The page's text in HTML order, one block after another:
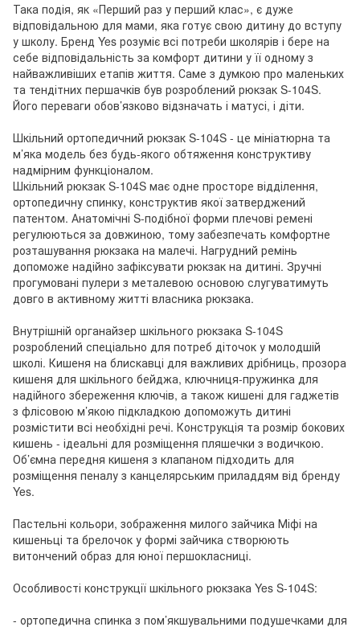
Така подія, як «Перший раз у перший клас», є дуже
відповідальною для мами, яка готує свою дитину до вступу
у школу. Бренд Yes розуміє всі потреби школярів і бере на
себе відповідальність за комфорт дитини у її одному з
найважливіших етапів життя. Саме з думкою про маленьких
та тендітних першачків був розроблений рюкзак S-104S.
Його переваги обов’язково відзначать і матусі, і діти.
Шкільний ортопедичний рюкзак S-104S - це мініатюрна та
м’яка модель без будь-якого обтяження конструктиву
надмірним функціоналом.
Шкільний рюкзак S-104S має одне просторе відділення,
ортопедичну спинку, конструктив якої затверджений
патентом. Анатомічні S-подібної форми плечові ремені
регулюються за довжиною, тому забезпечать комфортне
розташування рюкзака на малечі. Нагрудний ремінь
допоможе надійно зафіксувати рюкзак на дитині. Зручні
прогумовані пулери з металевою основою слугуватимуть
довго в активному житті власника рюкзака.
Внутрішній органайзер шкільного рюкзака S-104S
розроблений спеціально для потреб діточок у молодшій
школі. Кишеня на блискавці для важливих дрібниць, прозора
кишеня для шкільного бейджа, ключниця-пружинка для
надійного збереження ключів, а також кишені для гаджетів
з флісовою м’якою підкладкою допоможуть дитині
розмістити всі необхідні речі. Конструкція та розмір бокових
кишень - ідеальні для розміщення пляшечки з водичкою.
Об’ємна передня кишеня з клапаном підходить для
розміщення пеналу з канцелярським приладдям від бренду
Yes.
Пастельні кольори, зображення милого зайчика Міфі на
кишеньці та брелочок у формі зайчика створюють
витончений образ для юної першокласниці.
Особливості конструкції шкільного рюкзака Yes S-104S:
- ортопедична спинка з пом’якшувальними подушечками для